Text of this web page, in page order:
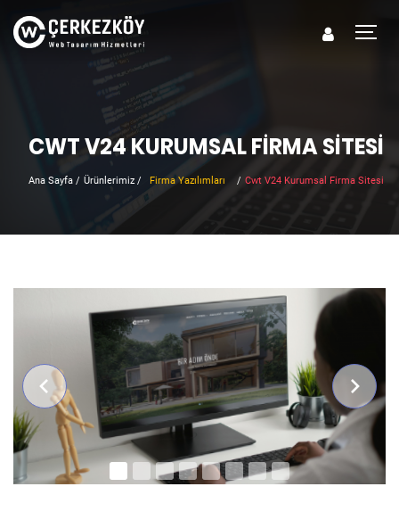
CWT V24 KURUMSAL FIRMA SITESI
Ana Sayfa / Ürünlerimiz / Firma Yazılımları / Cwt V24 Kurumsal Firma Sitesi